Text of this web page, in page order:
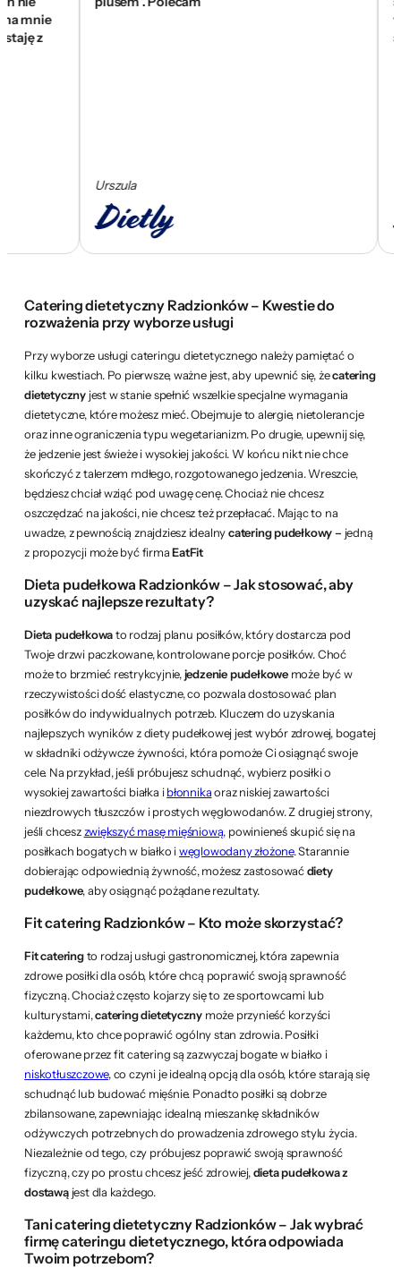
z
Urszula
wam
Catering dietetyczny Radzionków – Kwestie do
rozważenia przy wyborze usługi
Przy wyborze usługi cateringu dietetycznego należy pamiętać o
kilku kwestiach. Po pierwsze, ważne jest, aby upewnić się, żecatering
dietetycznyjest w stanie spełnić wszelkie specjalne wymagania
dietetyczne, które możesz mieć. Obejmuje to alergie, nietolerancje
oraz inne ograniczenia typu wegetarianizm. Po drugie, upewnij się,
że jedzenie jest świeże i wysokiej jakości. W końcu nikt nie chce
skończyć z talerzem mdłego, rozgotowanego jedzenia. Wreszcie,
będziesz chciał wziąć pod uwagę cenę. Chociaż nie chcesz
oszczędzać na jakości, nie chcesz też przepłacać. Mając to na
uwadze, z pewnością znajdziesz idealnycatering pudełkowy – jedną
z propozycji może być firmaEatFit
Dieta pudełkowa Radzionków – Jak stosować, aby
uzyskać najlepsze rezultaty?
Dieta pudełkowato rodzaj planu posiłków, który dostarcza pod
Twoje drzwi paczkowane, kontrolowane porcje posiłków. Choć
może to brzmieć restrykcyjnie,jedzenie pudełkowemoże być w
rzeczywistości dość elastyczne, co pozwala dostosować plan
posiłków do indywidualnych potrzeb. Kluczem do uzyskania
najlepszych wyników z diety pudełkowej jest wybór zdrowej, bogatej
w składniki odżywcze żywności, która pomoże Ci osiągnąć swoje
cele. Na przykład, jeśli próbujesz schudnąć, wybierz posiłki o
wysokiej zawartości białka ibłonnikaoraz niskiej zawartości
niezdrowych tłuszczów i prostych węglowodanów. Z drugiej strony,
jeśli chceszzwiększyć masę mięśniową, powinieneś skupić się na
posiłkach bogatych w białko iwęglowodany złożone. Starannie
dobierając odpowiednią żywność, możesz zastosowaćdiety
pudełkowe, aby osiągnąć pożądane rezultaty.
Fit catering Radzionków – Kto może skorzystać?
Fit cateringto rodzaj usługi gastronomicznej, która zapewnia
zdrowe posiłki dla osób, które chcą poprawić swoją sprawność
fizyczną. Chociaż często kojarzy się to ze sportowcami lub
kulturystami,catering dietetyczny może przynieść korzyści
każdemu, kto chce poprawić ogólny stan zdrowia. Posiłki
oferowane przez fit catering są zazwyczaj bogate w białko i
niskotłuszczowe, co czyni je idealną opcją dla osób, które starają się
schudnąć lub budować mięśnie. Ponadto posiłki są dobrze
zbilansowane, zapewniając idealną mieszankę składników
odżywczych potrzebnych do prowadzenia zdrowego stylu życia.
Niezależnie od tego, czy próbujesz poprawić swoją sprawność
fizyczną, czy po prostu chcesz jeść zdrowiej,dieta pudełkowa z
dostawąjest dla każdego.
Tani catering dietetyczny Radzionków – Jak wybrać
firmę cateringu dietetycznego, która odpowiada
Twoim potrzebom?